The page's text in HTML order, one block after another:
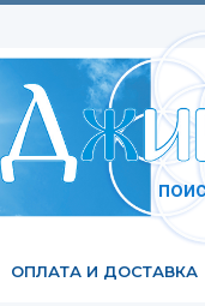
ОПЛАТА И ДОСТАВКА